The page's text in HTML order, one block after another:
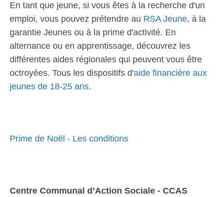
En tant que jeune, si vous êtes à la recherche d'un
emploi, vous pouvez prétendre au RSA Jeune, à la
garantie Jeunes ou à la prime d'activité. En
alternance ou en apprentissage, découvrez les
différentes aides régionales qui peuvent vous être
octroyées. Tous les dispositifs d'aide financière aux
jeunes de 18-25 ans.
Prime de Noël - Les conditions
Centre Communal d’Action Sociale - CCAS